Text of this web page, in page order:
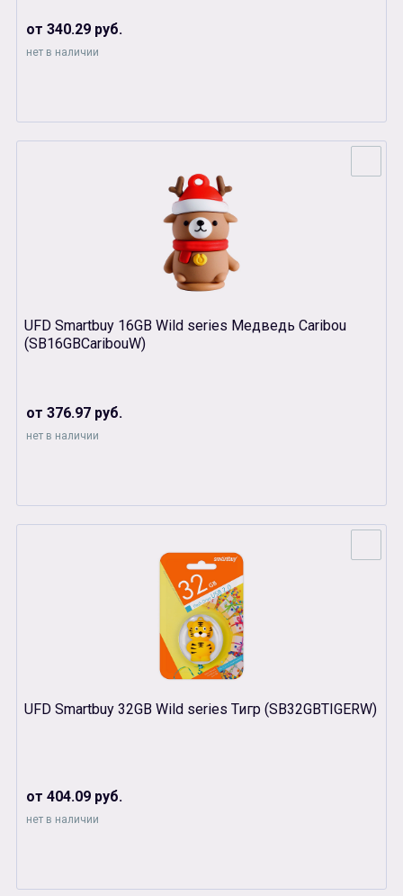
от 340.29 руб.
нет в наличии
UFD Smartbuy 16GB Wild series Медведь Caribou
(SB16GBCaribouW)
от 376.97 руб.
нет в наличии
UFD Smartbuy 32GB Wild series Тигр (SB32GBTIGERW)
от 404.09 руб.
нет в наличии